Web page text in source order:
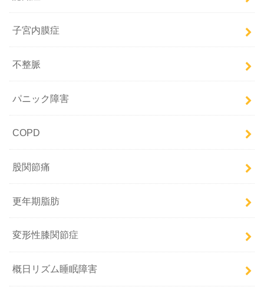
子宮内膜症
不整脈
パニック障害
COPD
股関節痛
更年期脂肪
変形性膝関節症
概日リズム睡眠障害